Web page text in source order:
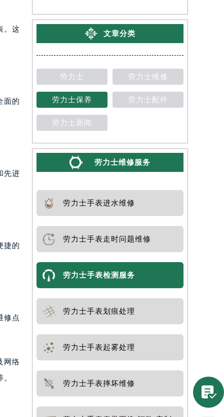
。这
面的
先进
捷的
修点
网络
文章分类
劳力士 劳力士维修
劳力士保养 劳力士配件
劳力士新闻
劳力士维修服务
劳力士手表进水维修
劳力士手表走时问题维修
劳力士手表检测服务
劳力士手表划痕处理
劳力士手表起雾处理
劳力士手表摔坏维修
